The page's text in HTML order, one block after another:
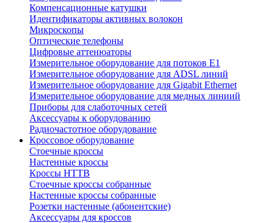
Компенсационные катушки
Идентификаторы активных волокон
Микроскопы
Оптические телефоны
Цифровые аттенюаторы
Измерительное оборудование для потоков Е1
Измерительное оборудование для ADSL линий
Измерительное оборудование для Gigabit Ethernet
Измерительное оборудование для медных линиий
Приборы для слаботочных сетей
Аксессуары к оборудованию
Радиочастотное оборудование
Кроссовое оборудование
Стоечные кроссы
Настенные кроссы
Кроссы HTTB
Стоечные кроссы собранные
Настенные кроссы собранные
Розетки настенные (абонентские)
Аксессуары для кроссов